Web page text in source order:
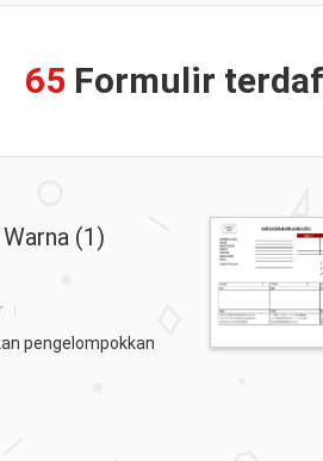
65 Formulir
(1)
pengelompokkan